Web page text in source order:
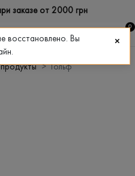
заказе от 2000 грн
0
Гольф
восстановлено. Вы